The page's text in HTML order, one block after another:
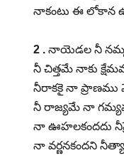
నాకంటు ఈ లోకాన
//
2 . నాయెడల నీ
నీ చిత్తమే నాకు
నీరాకకై నా ప్రాణము
నీ రాజ్యమే నా
నా ఊహలకందదు
నా వర్ణనకందని